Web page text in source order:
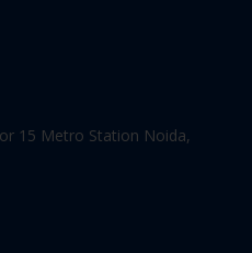
15 Metro Station Noida,